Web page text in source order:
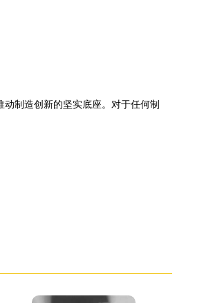
制造创新的坚实底座。对于任何制